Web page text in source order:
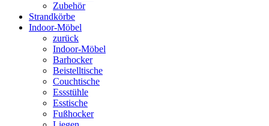
Zubehör
Strandkörbe
Indoor-Möbel
zurück
Indoor-Möbel
Barhocker
Beistelltische
Couchtische
Essstühle
Esstische
Fußhocker